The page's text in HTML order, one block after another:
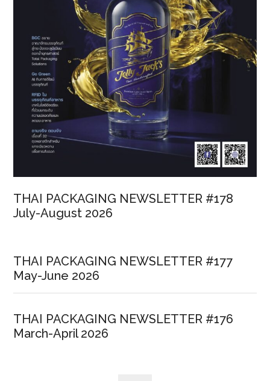
THAI PACKAGING NEWSLETTER #178
July-August 2026
THAI PACKAGING NEWSLETTER #177
May-June 2026
THAI PACKAGING NEWSLETTER #176
March-April 2026